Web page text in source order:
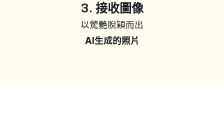
3. 接收圖像
以驚艷脫穎而出
AI生成的照片